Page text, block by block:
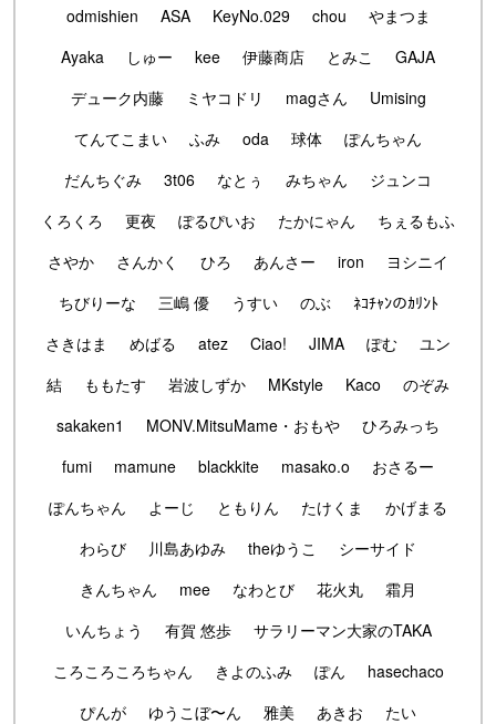
odmishien
ASA KeyNo.029 chou
やまつま
Ayaka
しゅー kee 伊藤商店 とみこ
GAJA
デューク内藤
ミヤコドリ magさん
Umising
てんてこまい
ふみ oda 球体
ぽんちゃん
だんちぐみ
3t06 なとぅ みちゃん
ジュンコ
くろくろ
更夜 ぽるぴいお たかにゃん
ちぇるもふ
さやか
さんかく ひろ あんさー iron
ヨシニイ
ちびりーな
三嶋 優 うすい のぶ
ﾈｺﾁｬﾝのｶﾘﾝﾄ
さきはま
めばる atez Ciao! JIMA ぽむ
ユン
結
ももたす 岩波しずか MKstyle Kaco
のぞみ
sakaken1
MONV.MitsuMame・おもや
ひろみっち
fumi
mamune blackkite masako.o
おさるー
ぽんちゃん
よーじ ともりん たけくま
かげまる
わらび
川島あゆみ theゆうこ
シーサイド
きんちゃん
mee なわとび 花火丸
霜月
いんちょう
有賀 悠歩
サラリーマン大家のTAKA
ころころころちゃん
きよのふみ ぽん
hasechaco
ぴんが
ゆうこぼ〜ん 雅美 あきお
たい